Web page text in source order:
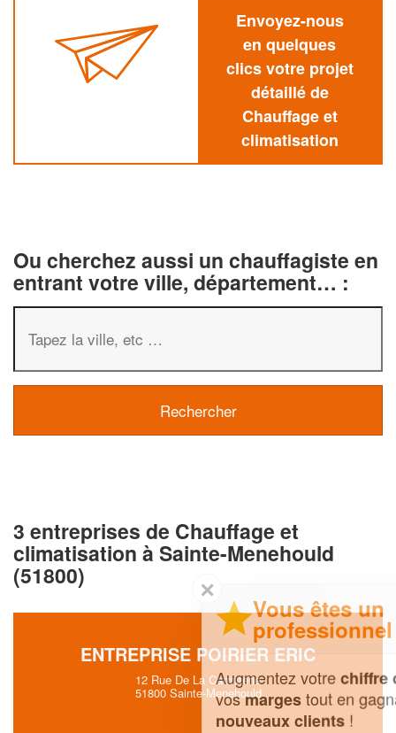
Envoyez-nous
en quelques
clics votre projet
détaillé de
Chauffage et
climatisation
Ou cherchez aussi un chauffagiste en
entrant votre ville, département… :
3 entreprises de Chauffage et
climatisation à Sainte-Menehould
(51800)
ENTREPRISE POIRIER ERIC
12 Rue De La Camuterie
51800 Sainte-Menehould
Vous êtes un
professionnel ?
Augmentez votrechiffre d'affaireset
vosmargestout en gagnant de
nouveaux clients!